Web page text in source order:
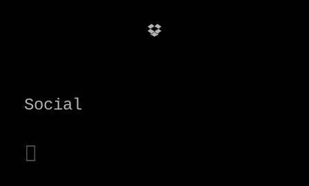
Dropbox
Social